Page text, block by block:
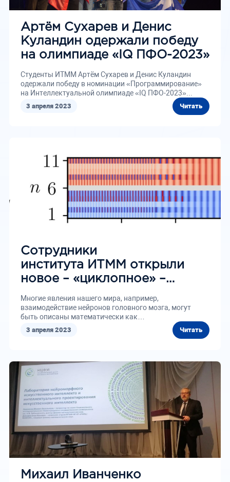
3 апреля 2023 Читать
Артём Сухарев и Денис
Куландин одержали победу
на олимпиаде «IQ ПФО-2023»
Студенты ИТММ Артём Сухарев и Денис Куландин
одержали победу в номинации «Программирование»
на Интеллектуальной олимпиаде «IQ ПФО-2023»...
3 апреля 2023 Читать
Сотрудники
института ИТММ открыли
новое – «циклопное» –
поведение больших сетей
связанных элементов
Многие явления нашего мира, например,
взаимодействие нейронов головного мозга, могут
быть описаны математически как
процессы взаимодействия связанных динамических...
Михаил Иванченко